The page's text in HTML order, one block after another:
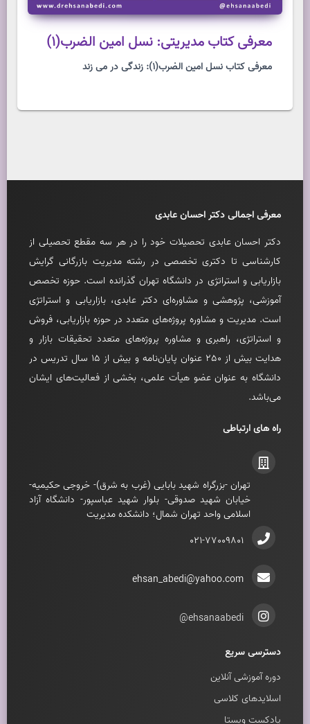
معرفی کتاب مدیریتی: نسل امین الضرب(1)
معرفی کتاب نسل امین الضرب(1): زندگی در می زند
معرفی اجمالی دکتر احسان عابدی
دکتر احسان عابدی تحصيلات خود را در هر سه مقطع تحصيلی از
کارشناسی تا دکتری تخصصی در رشته مديريت بازرگانی گرايش
بازاريابی و استراتژی در دانشگاه تهران گذرانده است. حوزه تخصص
آموزشی، پژوهشی و مشاوره‌ای دکتر عابدی، بازاريابی و استراتژی
است. مديريت و مشاوره پروژه‌های متعدد در حوزه بازاريابی، فروش
و استراتژی، راهبری و مشاوره پروژه‌های متعدد تحقيقات بازار و
هدايت بيش از 250 عنوان پايان‌نامه و بيش از 15 سال تدريس در
دانشگاه به عنوان عضو هيأت علمی، بخشی از فعاليت‌های ايشان
می‌باشد.
راه های ارتباطی
تهران -بزرگراه شهيد بابايی (غرب به شرق)- خروجی حکيميه-
خيابان شهيد صدوقی- بلوار شهيد عباسپور- دانشگاه آزاد
اسلامی واحد تهران شمال؛ دانشکده مديريت
021-77009801
ehsan_abedi@yahoo.com
ehsanaabedi@
دسترسی سریع
دوره آموزشی آنلاین
اسلایدهای کلاسی
پادکست ویستا